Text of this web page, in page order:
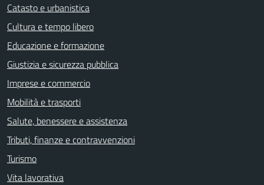
Catasto e urbanistica
Cultura e tempo libero
Educazione e formazione
Giustizia e sicurezza pubblica
Imprese e commercio
Mobilità e trasporti
Salute, benessere e assistenza
Tributi, finanze e contravvenzioni
Turismo
Vita lavorativa